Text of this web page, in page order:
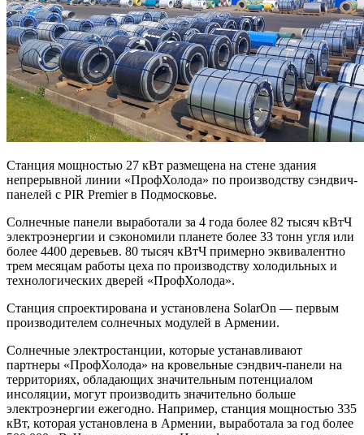
Станция мощностью 27 кВт размещена на стене здания
непрерывной линии «ПрофХолода» по производству сэндвич-
панелей с PIR Premier в Подмосковье.
Солнечные панели выработали за 4 года более 82 тысяч кВтЧ
электроэнергии и сэкономили планете более 33 тонн угля или
более 4400 деревьев. 80 тысяч кВтЧ примерно эквивалентно
трем месяцам работы цеха по производству холодильных и
технологических дверей «ПрофХолода».
Станция спроектирована и установлена SolarOn — первым
производителем солнечных модулей в Армении.
Солнечные электростанции, которые устанавливают
партнеры «ПрофХолода» на кровельные сэндвич-панели на
территориях, обладающих значительным потенциалом
инсоляции, могут производить значительно больше
электроэнергии ежегодно. Например, станция мощностью 335
кВт, которая установлена в Армении, выработала за год более